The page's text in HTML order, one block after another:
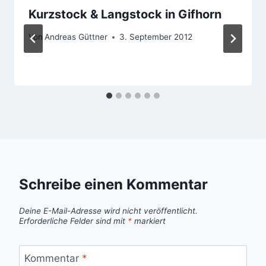
Kurzstock & Langstock in Gifhorn
Von Andreas Güttner 3. September 2012
Schreibe einen Kommentar
Deine E-Mail-Adresse wird nicht veröffentlicht.
Erforderliche Felder sind mit * markiert
Kommentar *